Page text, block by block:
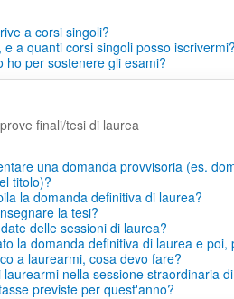
a corsi singoli?
e a quanti corsi singoli posso
ho per sostenere gli esami?
finali/tesi di laurea
una domanda provvisoria (es.
titolo)?
la domanda definitiva di laurea?
la tesi?
delle sessioni di laurea?
la domanda definitiva di laurea e poi,
a laurearmi, cosa devo fare?
nella sessione straordinaria
previste per quest'anno?